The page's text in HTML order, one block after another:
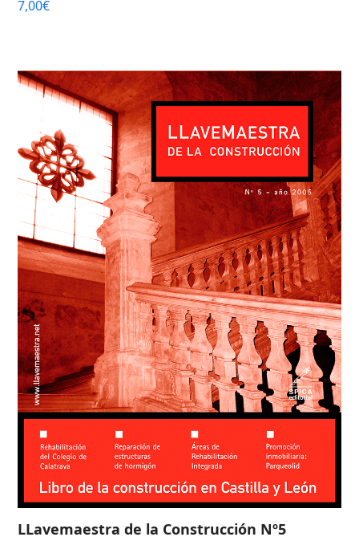
7,00€
LLavemaestra de la Construcción Nº5